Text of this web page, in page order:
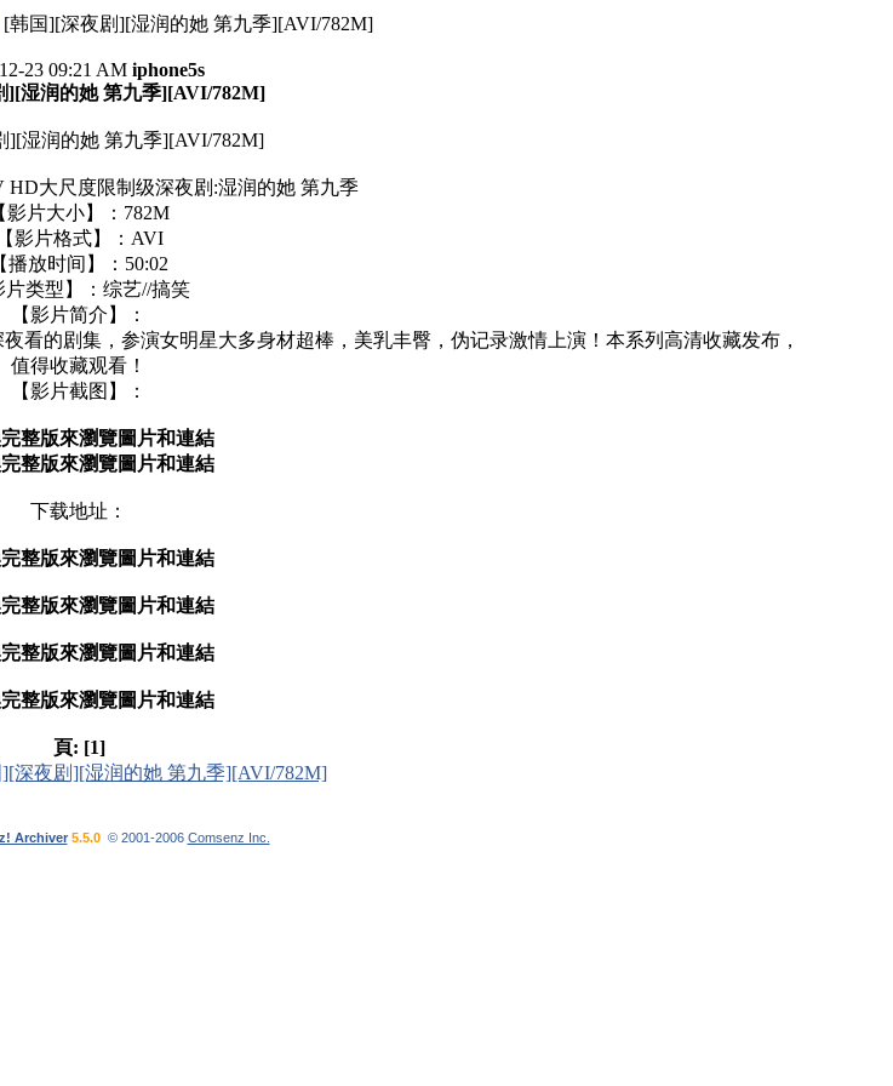
[韩国][深夜剧][湿润的她 第九季][AVI/782M]
23 09:21 AM iphone5s
][湿润的她 第九季][AVI/782M]
][湿润的她 第九季][AVI/782M]
HD大尺度限制级深夜剧:湿润的她 第九季
影片大小】：782M
【影片格式】：AVI
【播放时间】：50:02
片类型】：综艺//搞笑
【影片简介】：
的剧集，参演女明星大多身材超棒，美乳丰臀，伪记录激情上演！本系列高清收藏发布，
值得收藏观看！
【影片截图】：
整版來瀏覽圖片和連結
整版來瀏覽圖片和連結
下载地址：
整版來瀏覽圖片和連結
整版來瀏覽圖片和連結
整版來瀏覽圖片和連結
整版來瀏覽圖片和連結
頁: [1]
深夜剧][湿润的她 第九季][AVI/782M]
Archiver 5.5.0© 2001-2006 Comsenz Inc.